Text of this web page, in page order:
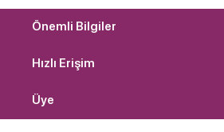
Önemli Bilgiler
Hızlı Erişim
Üye